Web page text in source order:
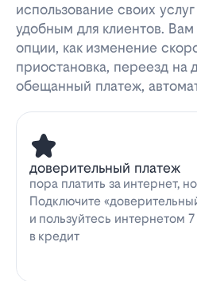
использование своих
удобным для клиентов.
опции, как изменение
приостановка, переезд на
обещанный платеж,
доверительный платеж
пора платить за интернет,
Подключите
и пользуйтесь интернетом
в кредит